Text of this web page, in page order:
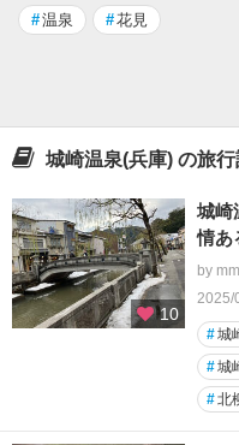
#温泉 #花見
城崎温泉(兵庫) の旅行
10
城崎
情あ
by
2025/
#城
#城
#北